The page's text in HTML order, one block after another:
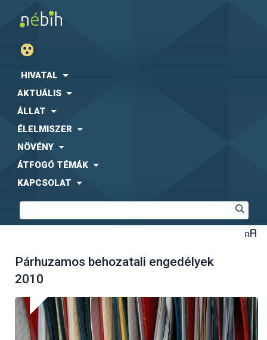
HIVATAL
AKTUÁLIS
ÁLLAT
ÉLELMISZER
NÖVÉNY
ÁTFOGÓ TÉMÁK
KAPCSOLAT
Párhuzamos behozatali engedélyek
2010